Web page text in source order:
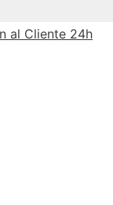
al Cliente 24h